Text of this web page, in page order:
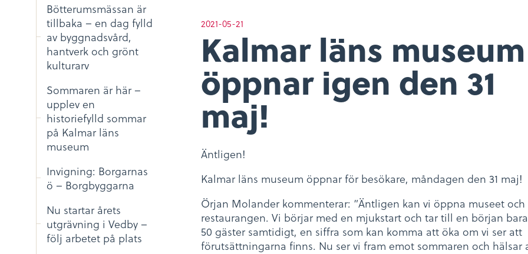
Bötterumsmässan är
tillbaka – en dag fylld
av byggnadsvård,
hantverk och grönt
kulturarv
Sommaren är här –
upplev en
historiefylld sommar
på Kalmar läns
museum
Invigning: Borgarnas
ö – Borgbyggarna
Nu startar årets
utgrävning i Vedby –
följ arbetet på plats
2021-05-21
Kalmar läns museum
öppnar igen den 31
maj!
Äntligen!
Kalmar läns museum öppnar för besökare, måndagen den 31 maj!
Örjan Molander kommenterar: ”Äntligen kan vi öppna museet och
restaurangen. Vi börjar med en mjukstart och tar till en början
50 gäster samtidigt, en siffra som kan komma att öka om vi ser att
förutsättningarna finns. Nu ser vi fram emot sommaren och hälsar